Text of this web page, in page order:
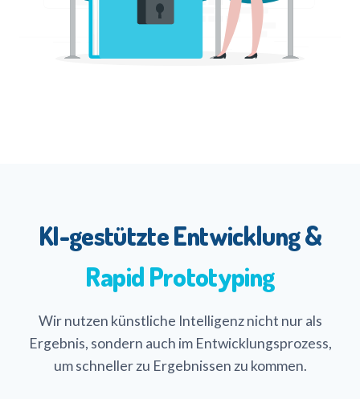
KI-gestützte Entwicklung &
Rapid Prototyping
Wir nutzen künstliche Intelligenz nicht nur als
Ergebnis, sondern auch im Entwicklungsprozess,
um schneller zu Ergebnissen zu kommen.